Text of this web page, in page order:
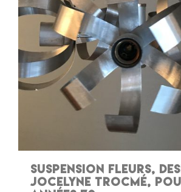
Suspension Fleurs,
Jocelyne Trocmé,